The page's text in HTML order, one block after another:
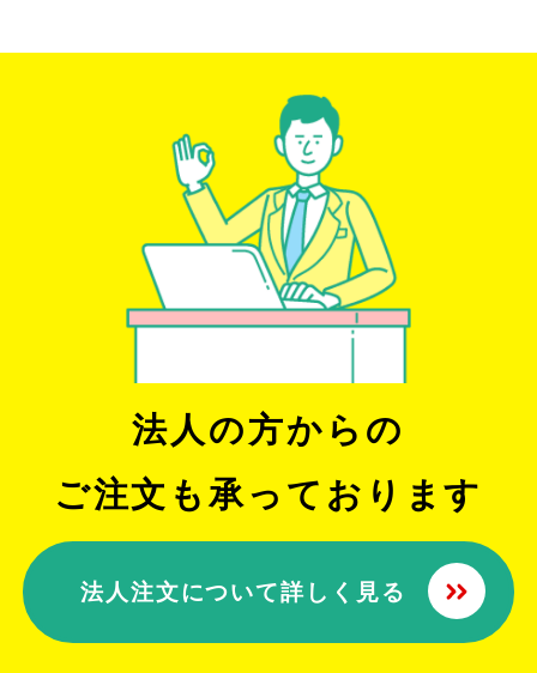
法人の方からの
ご注文も承っております
法人注文について詳しく見る